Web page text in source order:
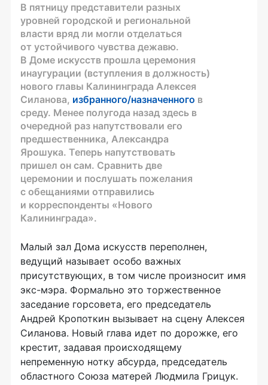
В пятницу представители разных
уровней городской и региональной
власти вряд ли могли отделаться
от устойчивого чувства дежавю.
В Доме искусств прошла церемония
инаугурации (вступления в должность)
нового главы Калининграда Алексея
Силанова, избранного/назначенного в
среду. Менее полугода назад здесь в
очередной раз напутствовали его
предшественника, Александра
Ярошука. Теперь напутствовать
пришел он сам. Сравнить две
церемонии и послушать пожелания
с обещаниями отправились
и корреспонденты «Нового
Калининграда».
Малый зал Дома искусств переполнен,
ведущий называет особо важных
присутствующих, в том числе произносит имя
экс-мэра. Формально это торжественное
заседание горсовета, его председатель
Андрей Кропоткин вызывает на сцену Алексея
Силанова. Новый глава идет по дорожке, его
крестит, задавая происходящему
непременную нотку абсурда, председатель
областного Союза матерей Людмила Грицук.